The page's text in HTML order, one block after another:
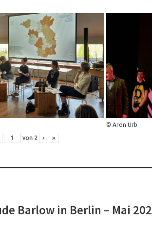
© Aron Urb
von 2 › »
Barlow in Berlin – Mai